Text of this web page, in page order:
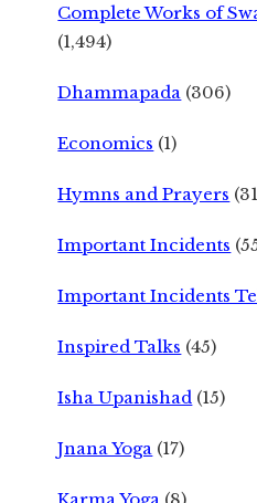
Complete Works of
(1,494)
Dhammapada (306)
Economics (1)
Hymns and Prayers
Important Incidents
Important Incidents
Inspired Talks (45)
Isha Upanishad (15)
Jnana Yoga (17)
Karma Yoga (8)